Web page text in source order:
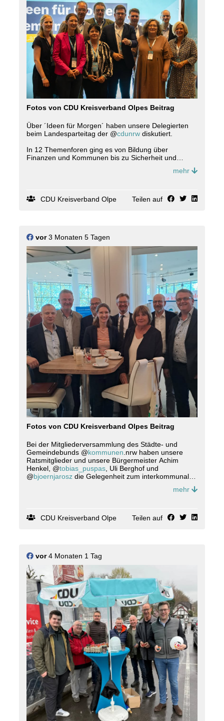
Fotos von CDU Kreisverband Olpes Beitrag
Über ´Ideen für Morgen´ haben unsere Delegierten
beim Landesparteitag der @cdunrw diskutiert.
In 12 Themenforen ging es von Bildung über
Finanzen und Kommunen bis zu Sicherheit und
die Expertenrunden von der jungen Generation, u.a.
📸Jörn Maximowitz, Jan Düfelsiek, Pia Mertens,
mehr
CDU Kreisverband Olpe Teilen auf
vor3 Monaten 5 Tagen
Fotos von CDU Kreisverband Olpes Beitrag
Bei der Mitgliederversammlung des Städte- und
Gemeindebunds @kommunen .nrw haben unsere
Ratsmitglieder und unsere Bürgermeister Achim
Henkel, @tobias_puspas , Uli Berghof und
@bjoernjarosz die Gelegenheit zum interkommunalen
für unsere kommunalpolitische Arbeit vor Ort.
mehr
CDU Kreisverband Olpe Teilen auf
vor4 Monaten 1 Tag